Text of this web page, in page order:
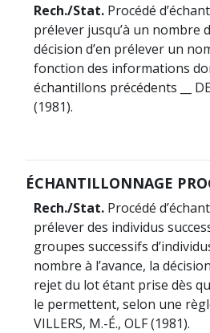
Rech./Stat. Procédé
prélever jusqu’à un nombre
décision d’en prélever un
fonction des informations
échantillons précédents __
(1981).
ÉCHANTILLONNAGE
Rech./Stat. Procédé
prélever des individus
groupes successifs
nombre à l’avance, la
rejet du lot étant prise dès
le permettent, selon une
VILLERS, M.-É., OLF (1981).